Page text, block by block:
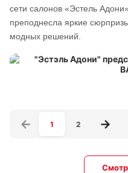
сети салонов «Эстель
преподнесла яркие
модных решений.
1 2